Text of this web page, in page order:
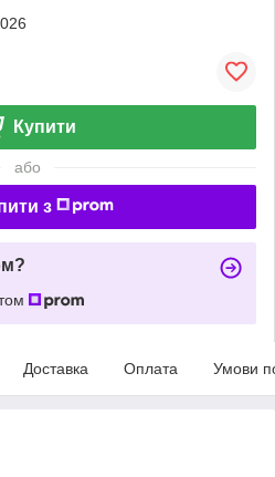
Купити
або
з
Доставка Оплата Умови